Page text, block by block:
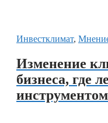
Инвестклимат,
Изменение
бизнеса, где